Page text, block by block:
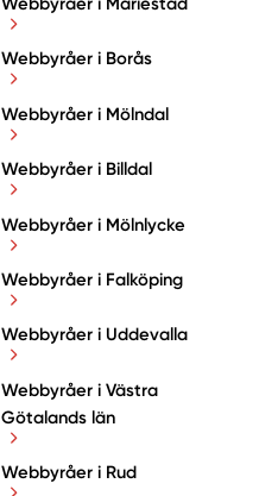
Webbyråer i Borås
Webbyråer i Mölndal
Webbyråer i Billdal
Webbyråer i Mölnlycke
Webbyråer i Falköping
Webbyråer i Uddevalla
Webbyråer i Västra
Götalands län
Webbyråer i Rud